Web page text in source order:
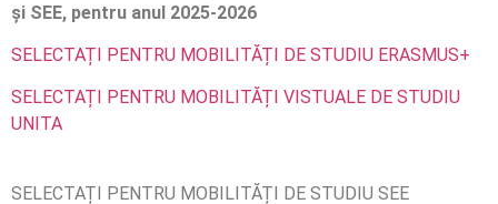
și SEE, pentru anul 2025-2026
SELECTAȚI PENTRU MOBILITĂȚI DE STUDIU ERASMUS+
SELECTAȚI PENTRU MOBILITĂȚI VISTUALE DE STUDIU
UNITA
SELECTAȚI PENTRU MOBILITĂȚI DE STUDIU SEE